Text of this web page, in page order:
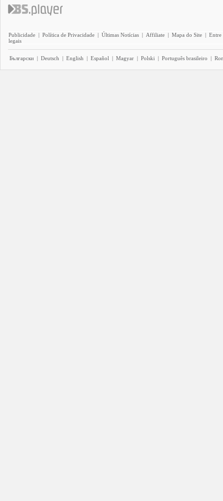
Publicidade | Política de Privacidade | Últimas Notícias | Affiliate | Mapa do Site | Entre
legais
Български | Deutsch | English | Español | Magyar | Polski | Português brasileiro |